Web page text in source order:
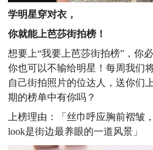
学明星穿对衣，
你就能上芭莎街拍榜！
想要上“我要上芭莎街拍榜”，你
你也可以不输给明星！每周我们
自己街拍照片的位达人，送你们
期的榜单中有你吗？
上榜理由 ：「丝巾呼应胸前褶皱
look是街边最养眼的一道风景 」